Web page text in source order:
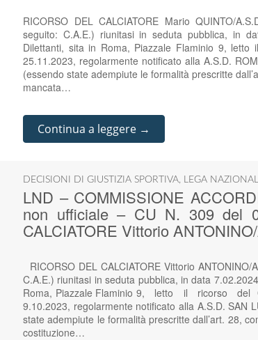
RICORSO DEL CALCIATORE Mario QUINTO/
seguito: C.A.E.) riunitasi in seduta pubblica, in
Dilettanti, sita in Roma, Piazzale Flaminio 9,
25.11.2023, regolarmente notificato alla A.S.D.
(essendo state adempiute le formalità prescritte
mancata…
Continua a leggere →
DECISIONI DI GIUSTIZIA SPORTIVA, LEGA
LND – COMMISSIONE
non ufficiale – CU N. 309 del
CALCIATORE Vittorio
RICORSO DEL CALCIATORE Vittorio
C.A.E.) riunitasi in seduta pubblica, in data
Roma, Piazzale Flaminio 9, letto il ricorso
9.10.2023, regolarmente notificato alla A.S.D. SAN
state adempiute le formalità prescritte dall’art. 28,
costituzione…